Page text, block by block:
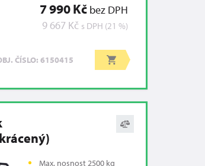
7 990 Kč bez DPH
9 667 Kč s DPH (21 %)
ČÍSLO: 6150415
Max. nosnost 2500 kg